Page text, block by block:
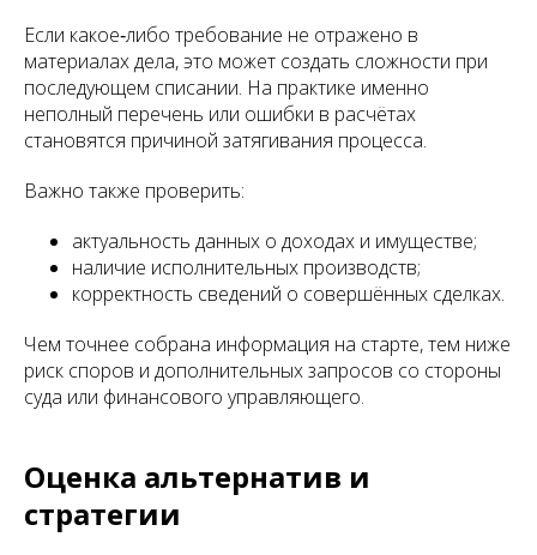
Если какое‑либо требование не отражено в
материалах дела, это может создать сложности при
последующем списании. На практике именно
неполный перечень или ошибки в расчётах
становятся причиной затягивания процесса.
Важно также проверить:
актуальность данных о доходах и имуществе;
наличие исполнительных производств;
корректность сведений о совершённых сделках.
Чем точнее собрана информация на старте, тем ниже
риск споров и дополнительных запросов со стороны
суда или финансового управляющего.
Оценка альтернатив и
стратегии